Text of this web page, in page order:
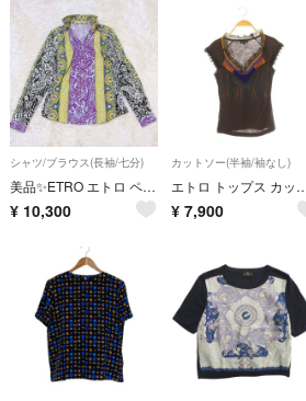
シャツ/ブラウス(長袖/七分)
美品✨ETRO エトロ ペイズリー柄 長袖シャツ 総柄 イタリア製 40 L
¥ 10,300
カットソー(半袖/袖なし)
エトロ トップス カットソー ノースリー
¥ 7,900